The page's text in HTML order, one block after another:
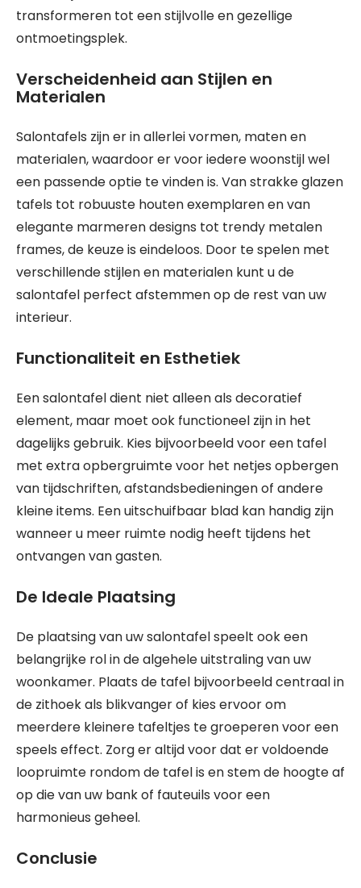
transformeren tot een stijlvolle en gezellige
ontmoetingsplek.
Verscheidenheid aan Stijlen en
Materialen
Salontafels zijn er in allerlei vormen, maten en
materialen, waardoor er voor iedere woonstijl wel
een passende optie te vinden is. Van strakke glazen
tafels tot robuuste houten exemplaren en van
elegante marmeren designs tot trendy metalen
frames, de keuze is eindeloos. Door te spelen met
verschillende stijlen en materialen kunt u de
salontafel perfect afstemmen op de rest van uw
interieur.
Functionaliteit en Esthetiek
Een salontafel dient niet alleen als decoratief
element, maar moet ook functioneel zijn in het
dagelijks gebruik. Kies bijvoorbeeld voor een tafel
met extra opbergruimte voor het netjes opbergen
van tijdschriften, afstandsbedieningen of andere
kleine items. Een uitschuifbaar blad kan handig zijn
wanneer u meer ruimte nodig heeft tijdens het
ontvangen van gasten.
De Ideale Plaatsing
De plaatsing van uw salontafel speelt ook een
belangrijke rol in de algehele uitstraling van uw
woonkamer. Plaats de tafel bijvoorbeeld centraal in
de zithoek als blikvanger of kies ervoor om
meerdere kleinere tafeltjes te groeperen voor een
speels effect. Zorg er altijd voor dat er voldoende
loopruimte rondom de tafel is en stem de hoogte af
op die van uw bank of fauteuils voor een
harmonieus geheel.
Conclusie